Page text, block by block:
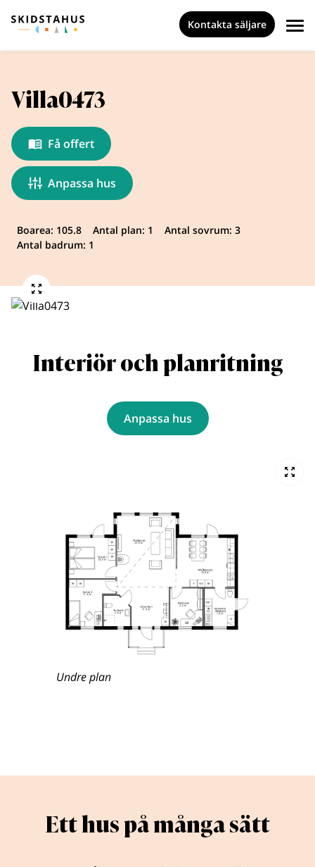
Kontakta säljare
Villa0473
Få offert
Anpassa hus
Boarea: 105.8 Antal plan: 1
Antal sovrum: 3
Antal badrum: 1
Interiör och planritning
Anpassa hus
Undre plan
Ett hus på många sätt